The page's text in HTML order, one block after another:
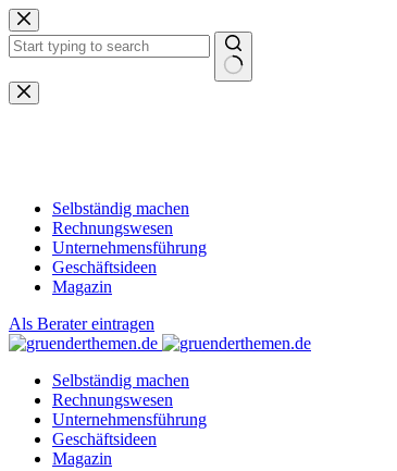
Zum
Inhalt
springen
Keine
Ergebnisse
Selbständig machen
Rechnungswesen
Unternehmensführung
Geschäftsideen
Magazin
Als Berater eintragen
Selbständig machen
Rechnungswesen
Unternehmensführung
Geschäftsideen
Magazin